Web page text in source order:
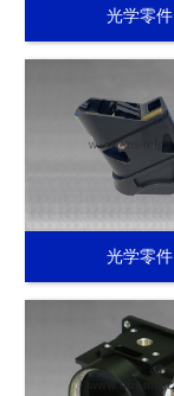
光学零件
光学零件